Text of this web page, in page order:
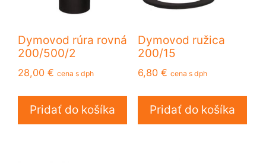
Dymovod rúra rovná
200/500/2
28,00 € cena s dph
Pridať do košíka
Dymovod ružica
200/15
6,80 € cena s dph
Pridať do košíka